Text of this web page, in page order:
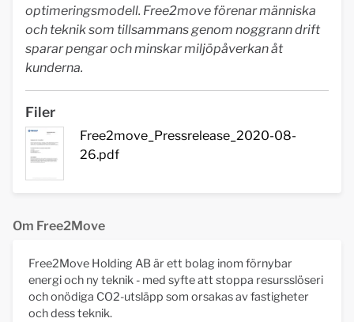
optimeringsmodell. Free2move förenar människa
och teknik som tillsammans genom noggrann drift
sparar pengar och minskar miljöpåverkan åt
kunderna.
Filer
Free2move_Pressrelease_2020-08-
26.pdf
Om Free2Move
Free2Move Holding AB är ett bolag inom förnybar
energi och ny teknik - med syfte att stoppa resursslöseri
och onödiga CO2-utsläpp som orsakas av fastigheter
och dess teknik.